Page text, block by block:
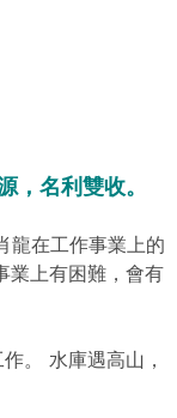
，名利雙收。
龍在工作事業上的
業上有困難，會有
。 水庫遇高山，